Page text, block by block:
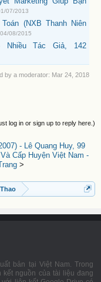
07/2013
(NXB Thanh Niên
04/08/2015
Tác Giả, 142
by a moderator: Mar 24, 2018
log in or sign up to reply here.)
- Lê Quang Huy, 99
Cấp Huyện Việt Nam -
>
bản tại Việt Nam. Trong
nguồn của tài liệu đang